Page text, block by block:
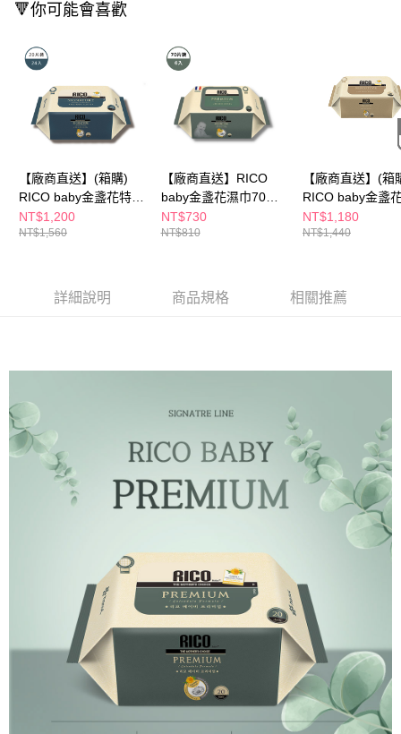
ATM／網路銀行／等多元方式進行付款，方視為交易完成。
後付繳納相關費用。
※ 交易是否成功請以「AFTEE先享後付 」之結帳頁面顯示為準，若有關於
是否繳費成功／繳費後需取消欲退款等相關疑問，請聯繫「AFTEE先享後付
客戶支援中心」https://netprotections.freshdesk.com/support/home
【注意事項】
易，需依本服務之必要範圍內提供個人資料，並將交易相關給付款項請求債
權轉讓予恩沛科技股份有限公司。
２．關於個人資料處理事宜，請瀏覽以下網址：
https://aftee.tw/terms/#terms3
３．未成年的使用者請事先徵得法定代理人或監護人之同意方可使用
時審查核予不同之上限額度；若仍有額度不足之情形，本公司將視審查結果
🔻你可能會喜歡
【廠商直送】(箱購)
RICO baby金盞花特厚
無蓋濕巾20抽24包-
Signature
NT$1,200
NT$1,560
【廠商直送】RICO
baby金盞花濕巾70抽-
Premium*6入
NT$730
NT$810
【廠商直送】(箱
RICO baby金盞
無蓋濕巾20抽24
Sensitive
NT$1,180
NT$1,440
詳細說明 商品規格 相關推薦